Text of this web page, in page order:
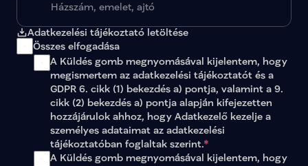
Adatkezelési tájékoztató letöltése
Összes elfogadása
A Küldés gomb megnyomásával kijelentem, hogy
megismertem az adatkezelési tájékoztatót és a
GDPR 6. cikk (1) bekezdés a) pontja, valamint a 9.
cikk (2) bekezdés a) pontja alapján kifejezetten
hozzájárulok ahhoz, hogy Adatkezelő kezelje a
személyes adataimat az adatkezelési
tájékoztatóban foglaltak szerint.*
A Küldés gomb megnyomásával kijelentem, hogy